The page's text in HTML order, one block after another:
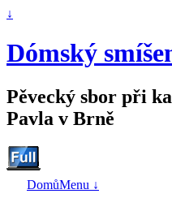
↓
Dómský
Pěvecký sbor při
Pavla v Brně
DomůMenu ↓